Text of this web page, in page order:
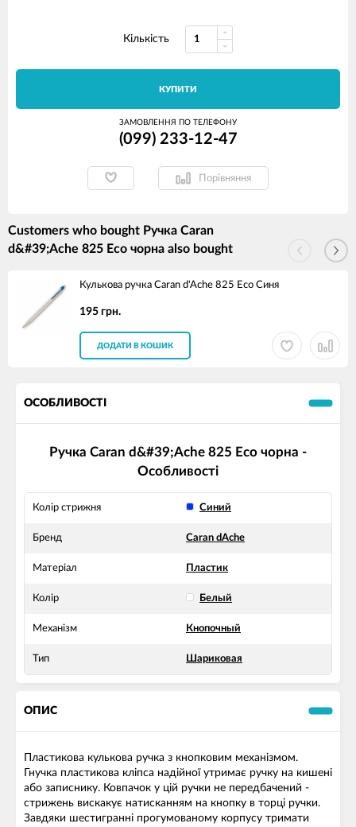
Кількість
КУПИТИ
ЗАМОВЛЕННЯ ПО ТЕЛЕФОНУ
(099) 233-12-47
Порівняння
Customers who bought Ручка Caran
d&#39;Ache 825 Eco чорна also bought
Кулькова ручка Caran d'Ache 825 Eco Синя
195 грн.
ДОДАТИ В КОШИК
ОСОБЛИВОСТІ
Ручка Caran d&#39;Ache 825 Eco чорна -
Особливості
Колір стрижня Синий
Бренд Caran dAche
Матеріал Пластик
Колір Белый
Механізм Кнопочный
Тип Шариковая
ОПИС
Пластикова кулькова ручка з кнопковим механізмом.
Гнучка пластикова кліпса надійної утримає ручку на кишені
або записнику. Ковпачок у цій ручки не передбачений -
стрижень вискакує натисканням на кнопку в торці ручки.
Завдяки шестигранні прогумованому корпусу тримати